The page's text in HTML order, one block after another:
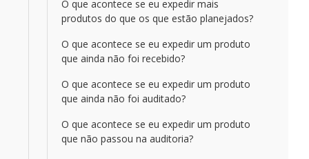
O que acontece se eu expedir mais
produtos do que os que estão planejados?
O que acontece se eu expedir um produto
que ainda não foi recebido?
O que acontece se eu expedir um produto
que ainda não foi auditado?
O que acontece se eu expedir um produto
que não passou na auditoria?